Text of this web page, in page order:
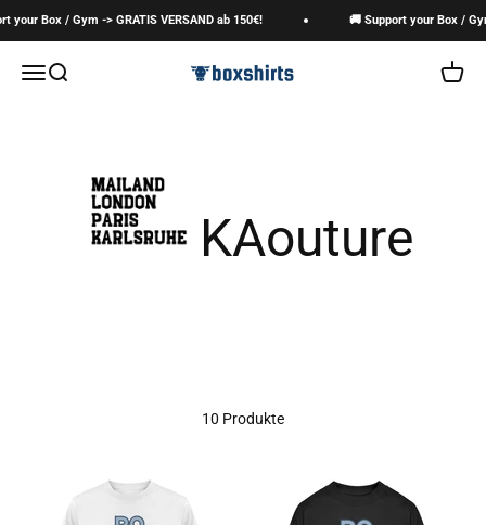
Box / Gym -> GRATIS VERSAND ab 150€! 🚚 Support your Box / Gym
Navigationsmenü öffnen
Suche öffnen boxshirts
10 Produkte